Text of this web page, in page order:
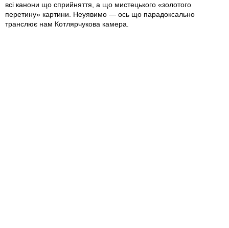
всі канони що сприйняття, а що мистецького «золотого
перетину» картини. Неуявимо — ось що парадоксально
транслює нам Котлярчукова камера.